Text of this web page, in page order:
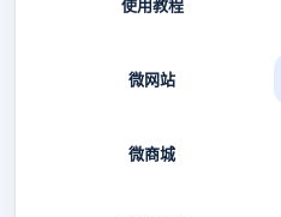
使用教程
微网站
微商城